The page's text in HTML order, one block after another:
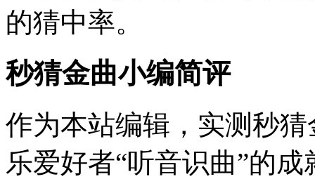
的猜中率。
秒猜金曲小编简评
作为本站编辑，实测秒
乐爱好者“听音识曲”的